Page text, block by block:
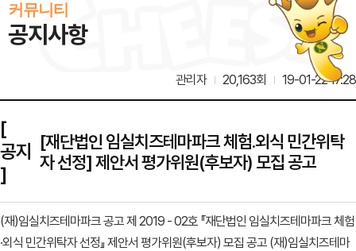
커뮤니티
공지사항
관리자 20,163회 19-01-22 17:28
[
공지
]
[재단법인 임실치즈테마파크 체험.외식 민간위탁
자 선정] 제안서 평가위원(후보자) 모집 공고
(재)임실치즈테마파크 공고 제 2019 - 02호 『재단법인 임실치즈테마파크 체험
·외식 민간위탁자 선정』 제안서 평가위원(후보자) 모집 공고 (재)임실치즈테마